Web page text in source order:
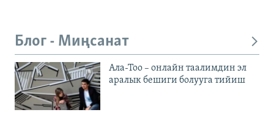
Блог - Миңсанат
Ала-Тоо – онлайн таалимдин эл
аралык бешиги болууга тийиш